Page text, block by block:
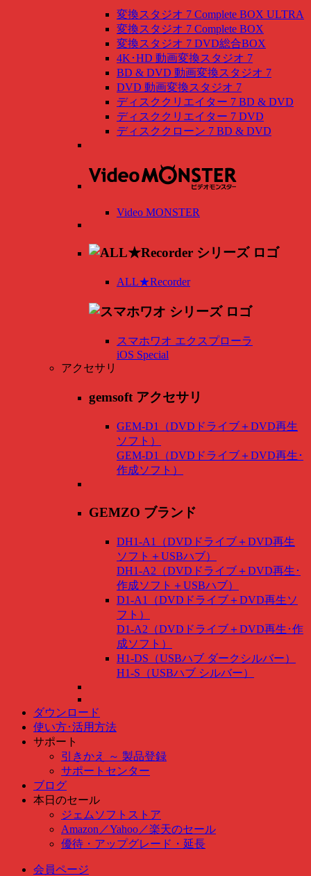
変換スタジオ 7 Complete BOX ULTRA
変換スタジオ 7 Complete BOX
変換スタジオ 7 DVD総合BOX
4K･HD 動画変換スタジオ 7
BD & DVD 動画変換スタジオ 7
DVD 動画変換スタジオ 7
ディスククリエイター 7 BD & DVD
ディスククリエイター 7 DVD
ディスククローン 7 BD & DVD
Video MONSTER
ALL★Recorder
スマホワオ エクスプローラ
iOS Special
アクセサリ
gemsoft アクセサリ
GEM-D1（DVDドライブ＋DVD再生
ソフト）
GEM-D1（DVDドライブ＋DVD再生･
作成ソフト）
GEMZO ブランド
DH1-A1（DVDドライブ＋DVD再生
ソフト＋USBハブ）
DH1-A2（DVDドライブ＋DVD再生･
作成ソフト＋USBハブ）
D1-A1（DVDドライブ＋DVD再生ソ
フト）
D1-A2（DVDドライブ＋DVD再生･作
成ソフト）
H1-DS（USBハブ ダークシルバー）
H1-S（USBハブ シルバー）
ダウンロード
使い方･活用方法
サポート
引きかえ ～ 製品登録
サポートセンター
ブログ
本日のセール
ジェムソフトストア
Amazon ／Yahoo ／楽天のセール
優待・アップグレード・延長
会員ページ